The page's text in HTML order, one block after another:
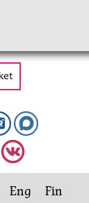
Eng Fin